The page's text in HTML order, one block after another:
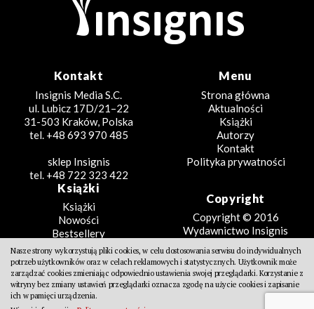
Kontakt
Insignis Media S.C.
ul. Lubicz 17D/21–22
31-503 Kraków, Polska
tel. +48 693 970 485
sklep Insignis
tel. +48 722 323 422
Menu
Strona główna
Aktualności
Książki
Autorzy
Kontakt
Polityka prywatności
Książki
Książki
Nowości
Bestsellery
Zapowiedzi
Beletrystyka
Fantastyka
Literatura faktu
Poradniki
Copyright
Copyright © 2016
Wydawnictwo Insignis
Projekt
Design Partners
Nasze strony wykorzystują pliki cookies, w celu dostosowania serwisu do indywidualnych
potrzeb użytkowników oraz w celach reklamowych i statystycznych. Użytkownik może
zarządzać cookies zmieniając odpowiednio ustawienia swojej przeglądarki. Korzystanie z
witryny bez zmiany ustawień przeglądarki oznacza zgodę na użycie cookies i zapisanie
ich w pamięci urządzenia.